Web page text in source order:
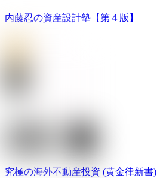
内藤忍の資産設計塾【第４版】
究極の海外不動産投資 (黄金律新書)